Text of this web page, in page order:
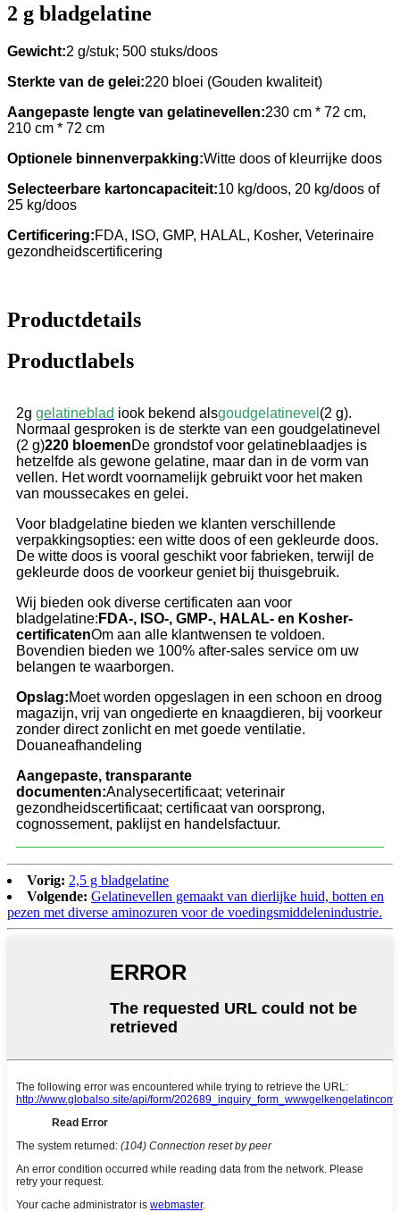
2 g bladgelatine
Gewicht:2 g/stuk; 500 stuks/doos
Sterkte van de gelei:220 bloei (Gouden kwaliteit)
Aangepaste lengte van gelatinevellen:230 cm * 72 cm,
210 cm * 72 cm
Optionele binnenverpakking:Witte doos of kleurrijke doos
Selecteerbare kartoncapaciteit:10 kg/doos, 20 kg/doos of
25 kg/doos
Certificering:FDA, ISO, GMP, HALAL, Kosher, Veterinaire
gezondheidscertificering
Productdetails
Productlabels
2g gelatineblad iook bekend alsgoudgelatinevel (2 g).
Normaal gesproken is de sterkte van een goudgelatinevel
(2 g)220 bloemenDe grondstof voor gelatineblaadjes is
hetzelfde als gewone gelatine, maar dan in de vorm van
vellen. Het wordt voornamelijk gebruikt voor het maken
van moussecakes en gelei.
Voor bladgelatine bieden we klanten verschillende
verpakkingsopties: een witte doos of een gekleurde doos.
De witte doos is vooral geschikt voor fabrieken, terwijl de
gekleurde doos de voorkeur geniet bij thuisgebruik.
Wij bieden ook diverse certificaten aan voor
bladgelatine: FDA-, ISO-, GMP-, HALAL- en Kosher-
certificatenOm aan alle klantwensen te voldoen.
Bovendien bieden we 100% after-sales service om uw
belangen te waarborgen.
Opslag:Moet worden opgeslagen in een schoon en droog
magazijn, vrij van ongedierte en knaagdieren, bij voorkeur
zonder direct zonlicht en met goede ventilatie.
Douaneafhandeling
Aangepaste, transparante
documenten:Analysecertificaat; veterinair
gezondheidscertificaat; certificaat van oorsprong,
cognossement, paklijst en handelsfactuur.
Vorig: 2,5 g bladgelatine
Volgende: Gelatinevellen gemaakt van dierlijke huid, botten en
pezen met diverse aminozuren voor de voedingsmiddelenindustrie.